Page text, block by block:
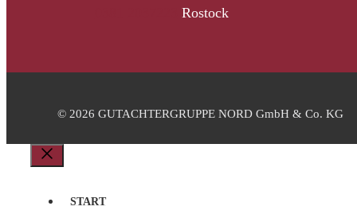
Rostock
© 2026 GUTACHTERGRUPPE NORD GmbH & Co. KG
Schließen
START